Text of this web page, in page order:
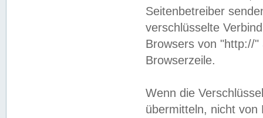
Seitenbetreiber
verschlüsselte
Browsers von "http://
Browserzeile.
Wenn die
übermitteln, nicht von